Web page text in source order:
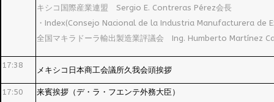
キシコ国際産業連盟 Sergio E. Contreras Pérez会長
・Index(Consejo Nacional de la Industria Manufacturera de
全国マキラドーラ輸出製造業評議会 Ing. Humberto Martínez
17:38
メキシコ日本商工会議所久我会頭挨拶
17:50 来賓挨拶（デ・ラ・フエンテ外務大臣）